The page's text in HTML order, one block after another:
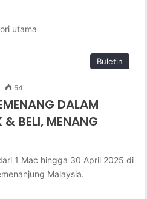
utama
Buletin
54
DALAM
& BELI, MENANG
1 Mac hingga 30 April 2025 di
Malaysia.